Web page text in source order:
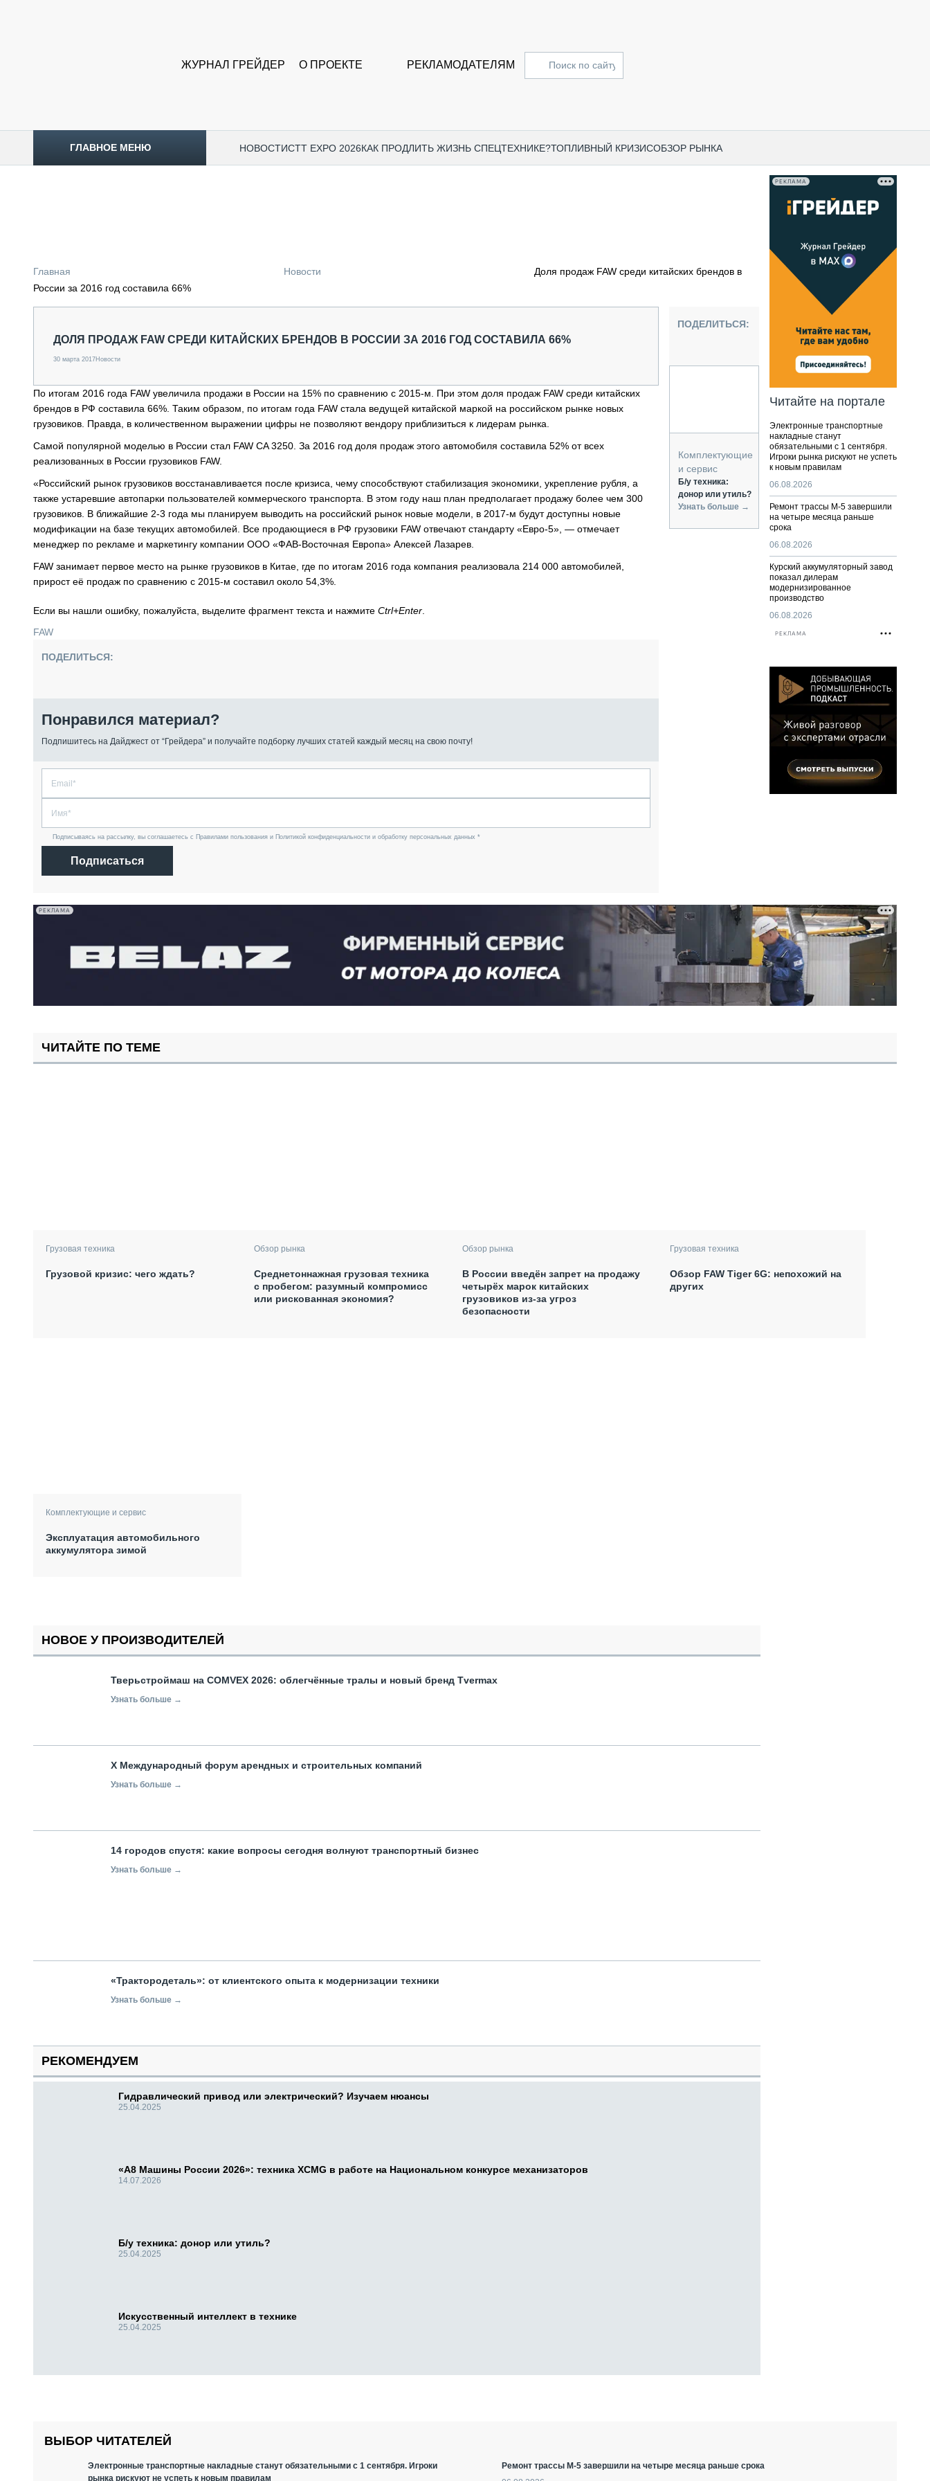
ЖУРНАЛ ГРЕЙДЕР О ПРОЕКТЕ РЕКЛАМОДАТЕЛЯМ
ГЛАВНОЕ МЕНЮ НОВОСТИCTT EXPO 2026КАК ПРОДЛИТЬ ЖИЗНЬ СПЕЦТЕХНИКЕ?ТОПЛИВНЫЙ КРИЗИСОБЗОР РЫНКА
ОБЗОР РЫНКА
ГРУЗОПЕРЕВОЗКИ
ИСПЫТАТЕЛИ
ТЕХНОЛОГИИ
ДОРОЖНАЯ ИНДУСТРИЯ
СЕРВИСМЕНЫ
ПОДЪЁМНАЯ ТЕХНИКА
ПАССАЖИРСКИЙ ТРАНСПОРТ
КАРЬЕРНАЯ ТЕХНИКА
ЛОГИСТИКА И СКЛАД
КОМПЛЕКТУЮЩИЕ И СЕРВИС
Главная Новости
Доля продаж FAW среди китайских брендов в
России за 2016 год составила 66%
ДОЛЯ ПРОДАЖ FAW СРЕДИ КИТАЙСКИХ БРЕНДОВ В РОССИИ ЗА 2016 ГОД СОСТАВИЛА 66%
30 марта 2017Новости
По итогам 2016 года FAW увеличила продажи в России на 15% по сравнению с 2015-м. При этом доля продаж FAW среди китайских
брендов в РФ составила 66%. Таким образом, по итогам года FAW стала ведущей китайской маркой на российском рынке новых
грузовиков. Правда, в количественном выражении цифры не позволяют вендору приблизиться к лидерам рынка.
Самой популярной моделью в России стал FAW CA 3250. За 2016 год доля продаж этого автомобиля составила 52% от всех
реализованных в России грузовиков FAW.
«Российский рынок грузовиков восстанавливается после кризиса, чему способствуют стабилизация экономики, укрепление рубля, а
также устаревшие автопарки пользователей коммерческого транспорта. В этом году наш план предполагает продажу более чем 300
грузовиков. В ближайшие 2-3 года мы планируем выводить на российский рынок новые модели, в 2017-м будут доступны новые
модификации на базе текущих автомобилей. Все продающиеся в РФ грузовики FAW отвечают стандарту «Евро-5», — отмечает
менеджер по рекламе и маркетингу компании ООО «ФАВ-Восточная Европа» Алексей Лазарев.
FAW занимает первое место на рынке грузовиков в Китае, где по итогам 2016 года компания реализовала 214 000 автомобилей,
прирост её продаж по сравнению с 2015-м составил около 54,3%.
Если вы нашли ошибку, пожалуйста, выделите фрагмент текста и нажмите Ctrl+Enter
FAW
ПОДЕЛИТЬСЯ:
Понравился материал?
Подпишитесь на Дайджест от “Грейдера” и получайте подборку лучших статей каждый месяц на свою почту!
Подписываясь на рассылку, вы соглашаетесь с Правилами пользования и Политикой конфиденциальности и обработку персональных данных *
Подписаться
ПОДЕЛИТЬСЯ:
Комплектующие
и сервис
Б/у техника:
донор или утиль?
Узнать больше →
РЕКЛАМА
Читайте на портале
Электронные транспортные
накладные станут
обязательными с 1 сентября.
Игроки рынка рискуют не успеть
к новым правилам
06.08.2026
Ремонт трассы М-5 завершили
на четыре месяца раньше
срока
06.08.2026
Курский аккумуляторный завод
показал дилерам
модернизированное
производство
06.08.2026
РЕКЛАМА
РЕКЛАМА
ЧИТАЙТЕ ПО ТЕМЕ
Грузовая техника
Грузовой кризис: чего ждать?
Обзор рынка
Среднетоннажная грузовая техника
с пробегом: разумный компромисс
или рискованная экономия?
Обзор рынка
В России введён запрет на продажу
четырёх марок китайских
грузовиков из-за угроз
безопасности
Грузовая техника
Обзор FAW Tiger 6G: непохожий на
других
Комплектующие и сервис
Эксплуатация автомобильного
аккумулятора зимой
НОВОЕ У ПРОИЗВОДИТЕЛЕЙ
Тверьстроймаш на COMVEX 2026: облегчённые тралы и новый бренд Tvermax
Узнать больше →
X Международный форум арендных и строительных компаний
Узнать больше →
14 городов спустя: какие вопросы сегодня волнуют транспортный бизнес
Узнать больше →
«Трактородеталь»: от клиентского опыта к модернизации техники
Узнать больше →
РЕКОМЕНДУЕМ
Гидравлический привод или электрический? Изучаем нюансы
25.04.2025
«А8 Машины России 2026»: техника XCMG в работе на Национальном конкурсе механизаторов
14.07.2026
Б/у техника: донор или утиль?
25.04.2025
Искусственный интеллект в технике
25.04.2025
ВЫБОР ЧИТАТЕЛЕЙ
Электронные транспортные накладные станут обязательными с 1 сентября. Игроки
рынка рискуют не успеть к новым правилам
Ремонт трассы М-5 завершили на четыре месяца раньше срока